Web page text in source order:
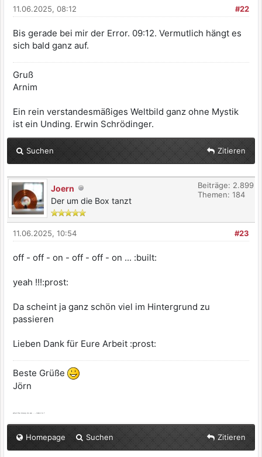
#22
11.06.2025, 08:12
Bis gerade bei mir der Error. 09:12. Vermutlich hängt es
sich bald ganz auf.
Gruß
Arnim
Ein rein verstandesmäßiges Weltbild ganz ohne Mystik
ist ein Unding. Erwin Schrödinger.
Suchen Zitieren
Joern
Der um die Box tanzt
Beiträge: 2.899
Themen: 184
#23
11.06.2025, 10:54
off - off - on - off - off - on ... :built:
yeah !!!:prost:
Da scheint ja ganz schön viel im Hintergrund zu
passieren
Lieben Dank für Eure Arbeit :prost:
Beste Grüße
Jörn
what the bleep do we ... - listen to ?
Homepage Suchen Zitieren